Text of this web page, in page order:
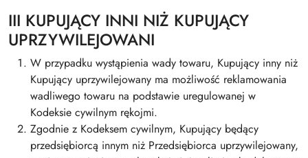
III KUPUJĄCY INNI NIŻ KUPUJĄCY
UPRZYWILEJOWANI
W przypadku wystąpienia wady towaru, Kupujący inny niż
Kupujący uprzywilejowany ma możliwość reklamowania
wadliwego towaru na podstawie uregulowanej w
Kodeksie cywilnym rękojmi.
Zgodnie z Kodeksem cywilnym, Kupujący będący
przedsiębiorcą innym niż Przedsiębiorca uprzywilejowany,